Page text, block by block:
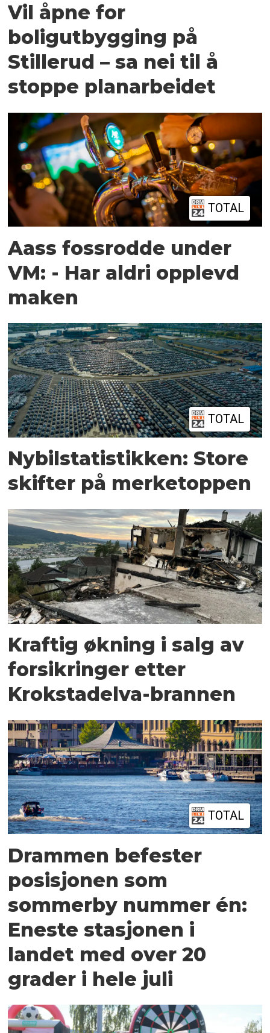
Vil åpne for
boligutbygging på
Stillerud – sa nei til å
stoppe planarbeidet
TOTAL
Aass fossrodde under
VM: - Har aldri opplevd
maken
TOTAL
Nybilstatistikken: Store
skifter på merketoppen
Kraftig økning i salg av
forsikringer etter
Krokstadelva-brannen
TOTAL
Drammen befester
posisjonen som
sommerby nummer én:
Eneste stasjonen i
landet med over 20
grader i hele juli